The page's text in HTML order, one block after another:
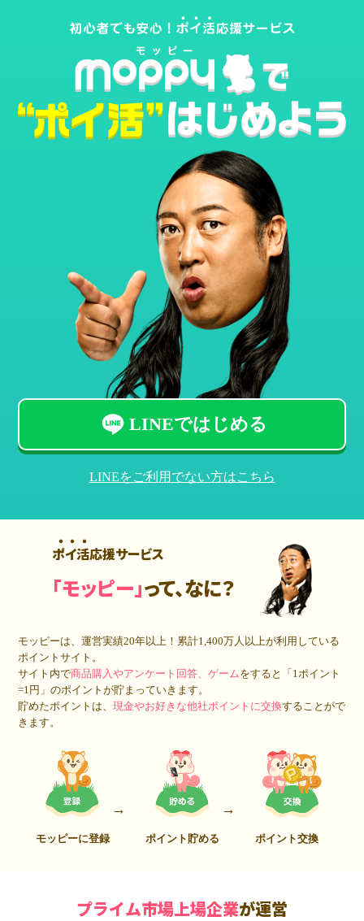
LINEではじめる
LINEをご利用でない方はこちら
ポイ活応援サービス
「モッピー」って、なに？
モッピーは、運営実績20年以上！累計1,400万人 以上が利用している
ポイントサイト。
サイト内で商品購入やアンケート回答、ゲームをすると「1ポイント
=1円」のポイントが貯まっていきます。
貯めたポイントは、現金やお好きな他社ポイントに交換することがで
きます。
モッピーに登録 ポイント貯める ポイント交換
プライム市場上場企業が運営